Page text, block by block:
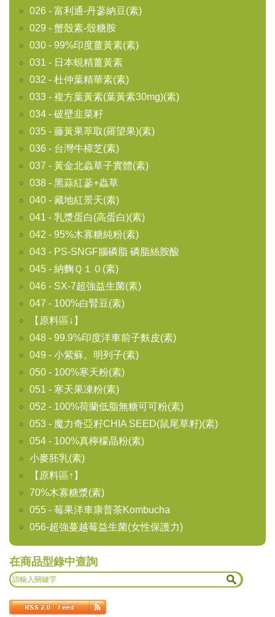
026 - 富利通-丹蔘納豆(素)
029 - 蟹殼素-殼糖胺
030 - 99%印度薑黃素(素)
031 - 日本蜆精薑黃素
032 - 杜仲葉精華素(素)
033 - 複方葉黃素(葉黃素30mg)(素)
034 - 破壁韭菜籽
035 - 藤黃果萃取(羅望果)(素)
036 - 台灣牛樟芝(素)
037 - 黃金北蟲草子實體(素)
038 - 黑蒜紅蔘+蟲草
040 - 藏地紅景天(素)
041 - 乳漿蛋白(高蛋白)(素)
042 - 95%木寡糖純粉(素)
043 - PS-SNGF腦磷脂 磷脂絲胺酸
045 - 納麴Ｑ１０(素)
046 - SX-7超強益生菌(素)
047 - 100%白腎豆(素)
【原料區↓】
048 - 99.9%印度洋車前子麩皮(素)
049 - 小紫蘇。明列子(素)
050 - 100%寒天粉(素)
051 - 寒天果凍粉(素)
052 - 100%荷蘭低脂無糖可可粉(素)
053 - 魔力奇亞籽CHIA SEED(鼠尾草籽)(素)
054 - 100%真檸檬晶粉(素)
小麥胚乳(素)
【原料區↑】
70%木寡糖漿(素)
055 - 莓果洋車康普茶Kombucha
056-超強蔓越莓益生菌(女性保護力)
在商品型錄中查詢